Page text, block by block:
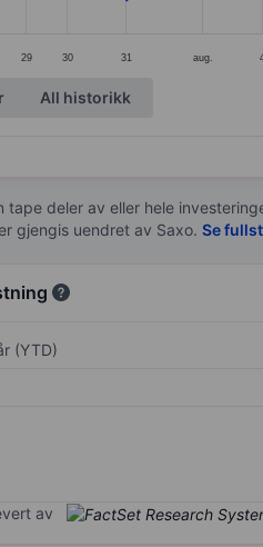
29 30 31 aug.
All historikk
deler av eller hele
gjengis uendret av Saxo. Se
(YTD)
av